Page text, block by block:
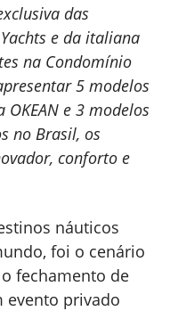
das
e da italiana
na Condomínio
5 modelos
e 3 modelos
no Brasil, os
conforto e
náuticos
foi o cenário
fechamento de
evento privado